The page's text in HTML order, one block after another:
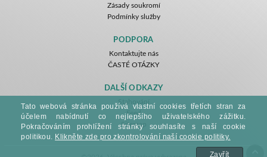
Zásady soukromí
Podmínky služby
PODPORA
Kontaktujte nás
ČASTÉ OTÁZKY
DALŠÍ ODKAZY
Stahování
Feed
Sitemap
Tato webová stránka používá vlastní cookies třetích stran za
účelem nabídnutí co nejlepšího uživatelského zážitku.
Pokračováním prohlížení stránky souhlasíte s naší cookie
politikou. Klikněte zde pro zkontrolování naší cookie politiky.
Zavřít